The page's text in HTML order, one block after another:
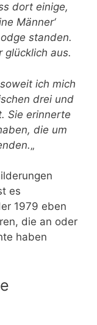
dort einige,
Männer‘
standen.
glücklich aus.
ich mich
drei und
Sie erinnerte
die um
„
es
1979 eben
die an oder
haben